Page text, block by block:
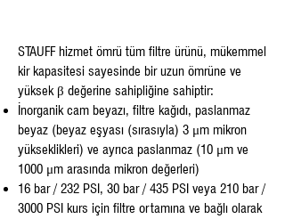
STAUFF hizmet ömrü tüm filtre ürünü, mükemmel
kir kapasitesi sayesinde bir uzun ömrüne ve
yüksek β değerine sahipliğine sahiptir:
İnorganik cam beyazı, filtre kağıdı, paslanmaz
beyaz (beyaz eşyası (sırasıyla) 3 μm mikron
yükseklikleri) ve ayrıca paslanmaz (10 μm ve
1000 μm arasında mikron değerleri)
16 bar / 232 PSI, 30 bar / 435 PSI veya 210 bar /
3000 PSI kurs için filtre ortamına ve bağlı olarak